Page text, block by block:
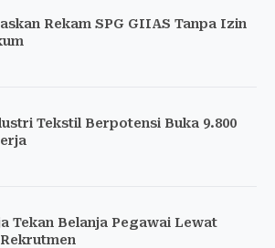
Rekam SPG GIIAS Tanpa Izin
Tekstil Berpotensi Buka 9.800
Tekan Belanja Pegawai Lewat